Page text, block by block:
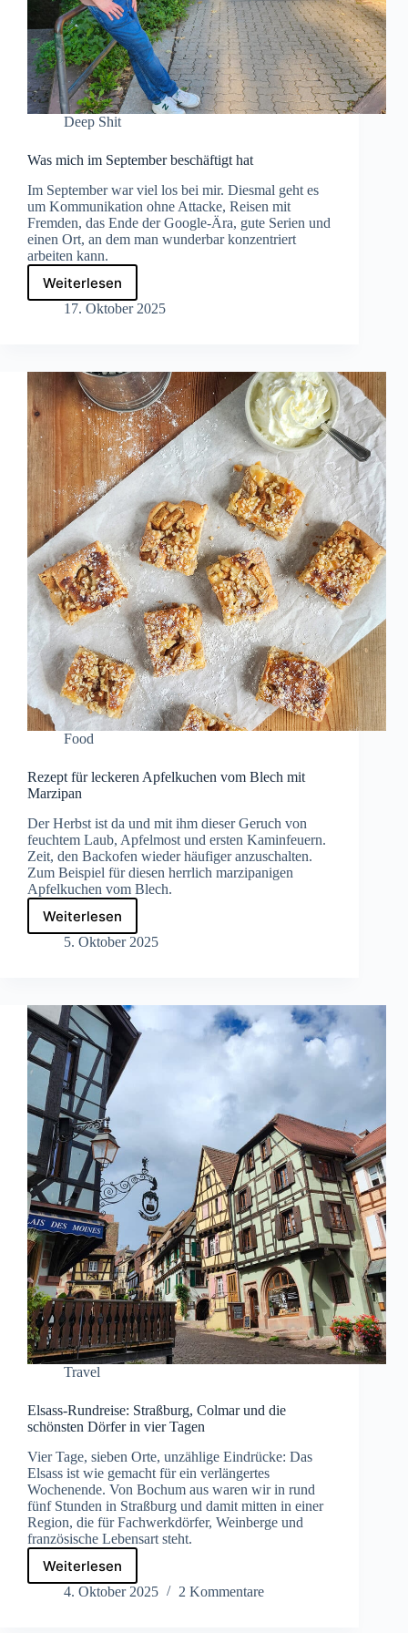
Deep Shit
Was mich im September beschäftigt hat
Im September war viel los bei mir. Diesmal geht es
um Kommunikation ohne Attacke, Reisen mit
Fremden, das Ende der Google-Ära, gute Serien und
einen Ort, an dem man wunderbar konzentriert
arbeiten kann.
Weiterlesen
Was
mich
hat
17. Oktober 2025
Food
Rezept für leckeren Apfelkuchen vom Blech mit
Marzipan
Der Herbst ist da und mit ihm dieser Geruch von
feuchtem Laub, Apfelmost und ersten Kaminfeuern.
Zeit, den Backofen wieder häufiger anzuschalten.
Zum Beispiel für diesen herrlich marzipanigen
Apfelkuchen vom Blech.
Weiterlesen
Rezept
für
Blech
mit
Marzipan
5. Oktober 2025
Travel
Elsass-Rundreise: Straßburg, Colmar und die
schönsten Dörfer in vier Tagen
Vier Tage, sieben Orte, unzählige Eindrücke: Das
Elsass ist wie gemacht für ein verlängertes
Wochenende. Von Bochum aus waren wir in rund
fünf Stunden in Straßburg und damit mitten in einer
Region, die für Fachwerkdörfer, Weinberge und
französische Lebensart steht.
Weiterlesen
Elsass-
Rundreise:
4. Oktober 2025 2 Kommentare